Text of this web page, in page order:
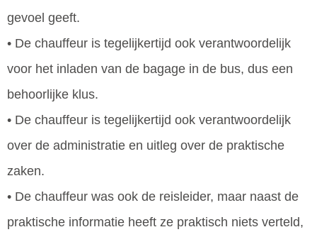
gevoel geeft.
• De chauffeur is tegelijkertijd ook verantwoordelijk
voor het inladen van de bagage in de bus, dus een
behoorlijke klus.
• De chauffeur is tegelijkertijd ook verantwoordelijk
over de administratie en uitleg over de praktische
zaken.
• De chauffeur was ook de reisleider, maar naast de
praktische informatie heeft ze praktisch niets verteld,